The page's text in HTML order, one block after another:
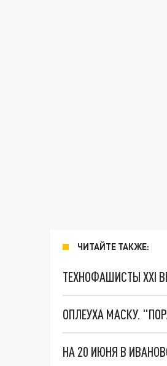
ЧИТАЙТЕ ТАКЖЕ:
ТЕХНОФАШИСТЫ XXI
ОПЛЕУХА МАСКУ.
НА 20 ИЮНЯ В